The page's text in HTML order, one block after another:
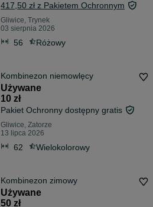
417,50 zł z Pakietem Ochronnym
Gliwice, Trynek
03 sierpnia 2026
56 Różowy
Kombinezon niemowlęcy
Używane
10 zł
Pakiet Ochronny dostępny gratis
Gliwice, Zatorze
13 lipca 2026
62 Wielokolorowy
Kombinezon zimowy
Używane
50 zł